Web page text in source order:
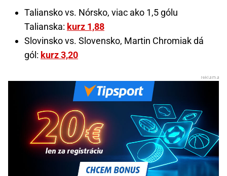
Taliansko vs. Nórsko, viac ako 1,5 gólu
Talianska: kurz 1,88
Slovinsko vs. Slovensko, Martin Chromiak dá
gól: kurz 3,20